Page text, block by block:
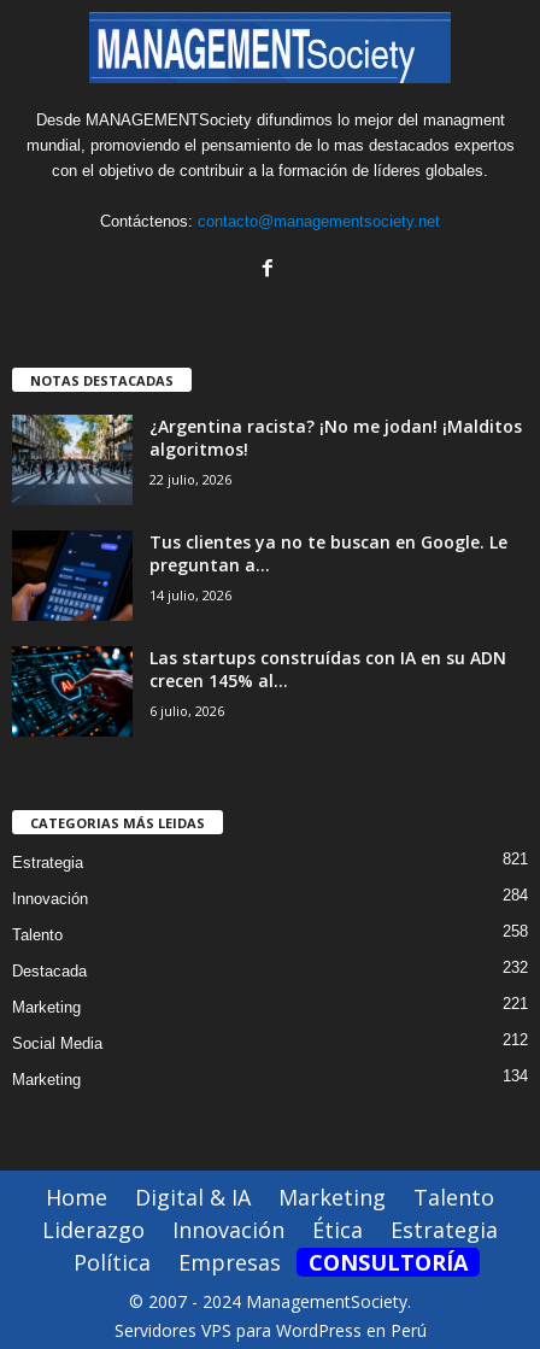
Desde MANAGEMENTSociety difundimos lo mejor del managment
mundial, promoviendo el pensamiento de lo mas destacados expertos
con el objetivo de contribuir a la formación de líderes globales.
Contáctenos: contacto@managementsociety.net
NOTAS DESTACADAS
¿Argentina racista? ¡No me jodan! ¡Malditos
algoritmos!
22 julio, 2026
Tus clientes ya no te buscan en Google. Le
preguntan a...
14 julio, 2026
Las startups construídas con IA en su ADN
crecen 145% al...
6 julio, 2026
CATEGORIAS MÁS LEIDAS
Estrategia 821
Innovación 284
Talento 258
Destacada 232
Marketing 221
Social Media 212
Marketing 134
Home Digital & IA Marketing
Talento
Liderazgo
Innovación Ética
Estrategia
Política
Empresas CONSULTORÍA
© 2007 - 2024 ManagementSociety.
Servidores VPS para WordPress en Perú